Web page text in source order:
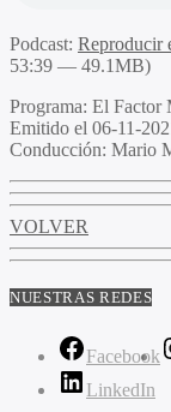
Podcast: Reproducir
53:39 — 49.1MB)
Programa: El Factor
Emitido el 06-11-
Conducción: Mario
VOLVER
NUESTRAS REDES
Facebook
LinkedIn